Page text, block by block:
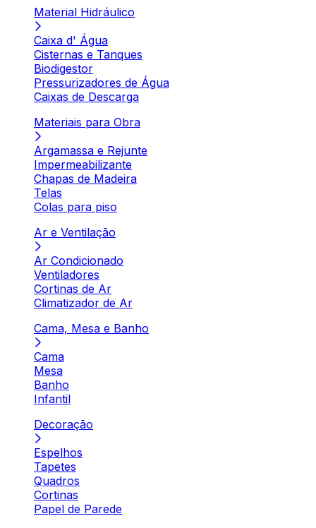
Material Hidráulico
Caixa d' Água
Cisternas e Tanques
Biodigestor
Pressurizadores de Água
Caixas de Descarga
Materiais para Obra
Argamassa e Rejunte
Impermeabilizante
Chapas de Madeira
Telas
Colas para piso
Ar e Ventilação
Ar Condicionado
Ventiladores
Cortinas de Ar
Climatizador de Ar
Cama, Mesa e Banho
Cama
Mesa
Banho
Infantil
Decoração
Espelhos
Tapetes
Quadros
Cortinas
Papel de Parede